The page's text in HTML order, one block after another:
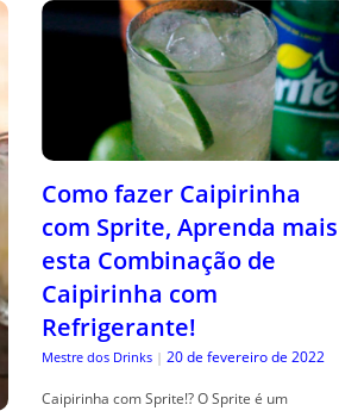
Como fazer Caipirinha
com Sprite, Aprenda mais
esta Combinação de
Caipirinha com
Refrigerante!
Mestre dos Drinks | 20 de fevereiro de 2022
Caipirinha com Sprite!? O Sprite é um